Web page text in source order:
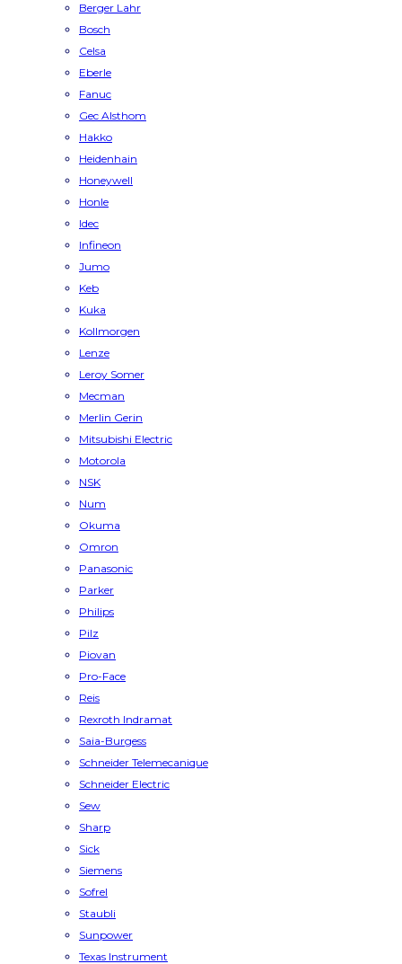
Berger Lahr
Bosch
Celsa
Eberle
Fanuc
Gec Alsthom
Hakko
Heidenhain
Honeywell
Honle
Idec
Infineon
Jumo
Keb
Kuka
Kollmorgen
Lenze
Leroy Somer
Mecman
Merlin Gerin
Mitsubishi Electric
Motorola
NSK
Num
Okuma
Omron
Panasonic
Parker
Philips
Pilz
Piovan
Pro-Face
Reis
Rexroth Indramat
Saia-Burgess
Schneider Telemecanique
Schneider Electric
Sew
Sharp
Sick
Siemens
Sofrel
Staubli
Sunpower
Texas Instrument